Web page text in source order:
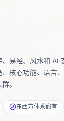
易经、风水和 AI
、核心功能、语言
。
东西方体系都有